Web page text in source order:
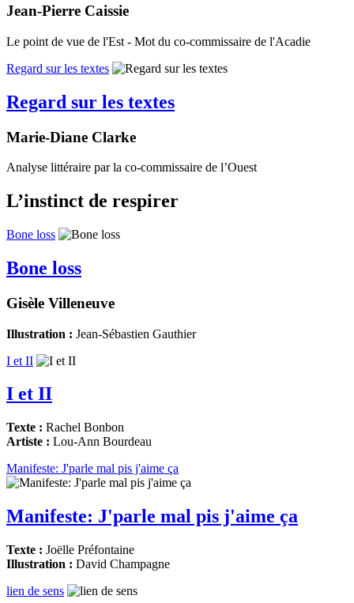
Jean-Pierre Caissie
Le point de vue de l'Est - Mot du co-commissaire de l'Acadie
Regard sur les textes
Regard sur les textes
Marie-Diane Clarke
Analyse littéraire par la co-commissaire de l’Ouest
L’instinct de respirer
Bone loss
Bone loss
Gisèle Villeneuve
Illustration : Jean-Sébastien Gauthier
I et II
I et II
Texte : Rachel Bonbon
Artiste : Lou-Ann Bourdeau
Manifeste: J'parle mal pis j'aime ça
Manifeste: J'parle mal pis j'aime ça
Texte : Joëlle Préfontaine
Illustration : David Champagne
lien de sens